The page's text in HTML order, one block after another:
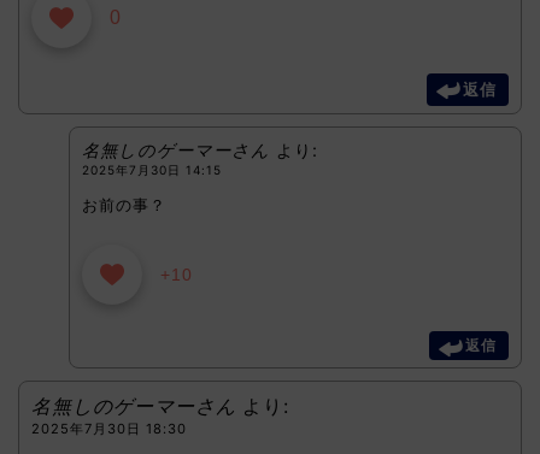
0
返信
名無しのゲーマーさん より:
2025年7月30日 14:15
お前の事？
+10
返信
名無しのゲーマーさん より:
2025年7月30日 18:30